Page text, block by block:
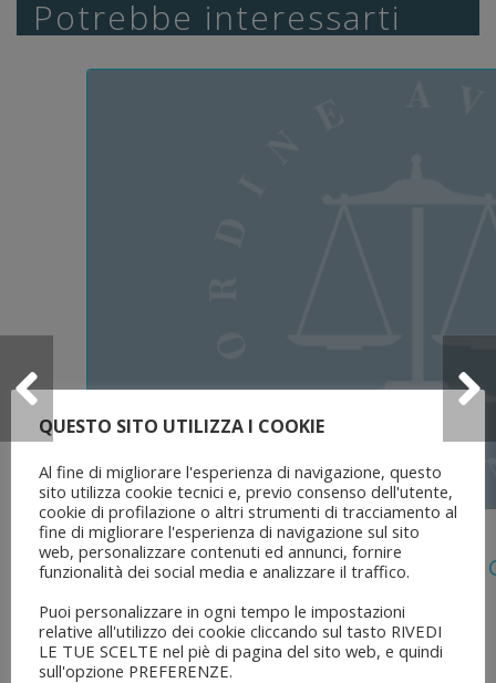
Potrebbe interessarti
5 Agosto 2026
Legge 28 Luglio 2026 N. 137 “delega
QUESTO SITO UTILIZZA I COOKIE
Al fine di migliorare l'esperienza di navigazione, questo
sito utilizza cookie tecnici e, previo consenso dell'utente,
cookie di profilazione o altri strumenti di tracciamento al
fine di migliorare l'esperienza di navigazione sul sito
web, personalizzare contenuti ed annunci, fornire
funzionalità dei social media e analizzare il traffico.
Puoi personalizzare in ogni tempo le impostazioni
relative all'utilizzo dei cookie cliccando sul tasto RIVEDI
LE TUE SCELTE nel piè di pagina del sito web, e quindi
sull'opzione PREFERENZE.